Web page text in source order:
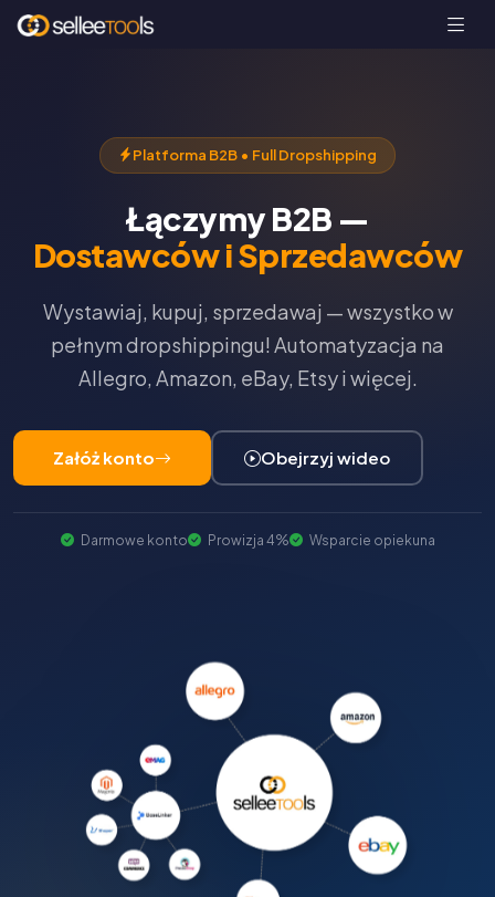
Platforma B2B • Full Dropshipping
Łączymy B2B —
Dostawców i Sprzedawców
Wystawiaj, kupuj, sprzedawaj — wszystko w
pełnym dropshippingu! Automatyzacja na
Allegro, Amazon, eBay, Etsy i więcej.
Załóż konto Obejrzyj wideo
Darmowe konto Prowizja 4% Wsparcie opiekuna